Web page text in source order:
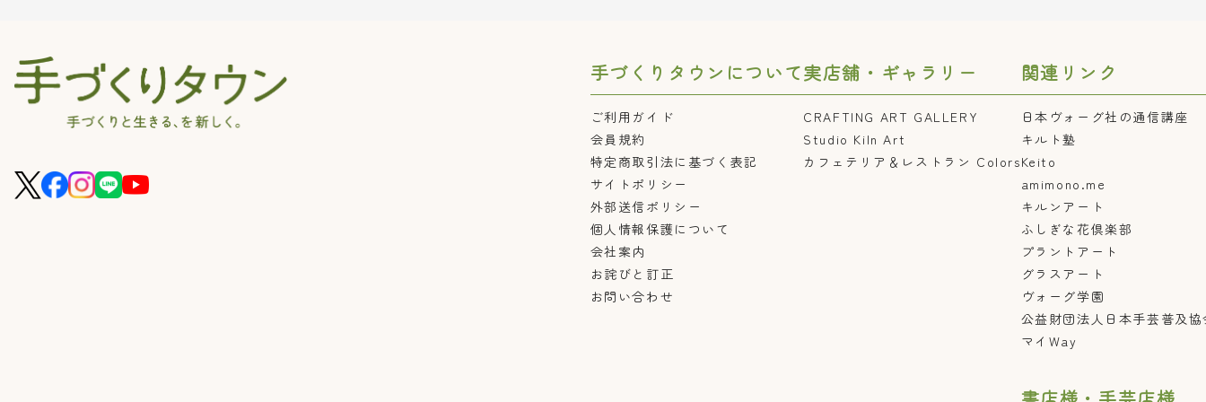
手づくりタウンについて
ご利用ガイド
会員規約
特定商取引法に基づく表記
サイトポリシー
外部送信ポリシー
個人情報保護について
会社案内
お詫びと訂正
お問い合わせ
実店舗・ギャラリー
CRAFTING ART GALLERY
Studio Kiln Art
カフェテリア＆レストラン Colors
関連リンク
日本ヴォーグ社の通信講座
キルト塾
Keito
amimono.me
キルンアート
ふしぎな花倶楽部
プラントアート
グラスアート
ヴォーグ学園
公益財団法人日本手芸普及協
マイWay